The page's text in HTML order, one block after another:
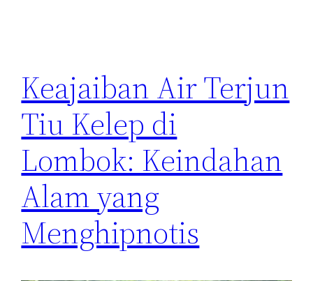
Keajaiban Air Terjun
Tiu Kelep di
Lombok: Keindahan
Alam yang
Menghipnotis